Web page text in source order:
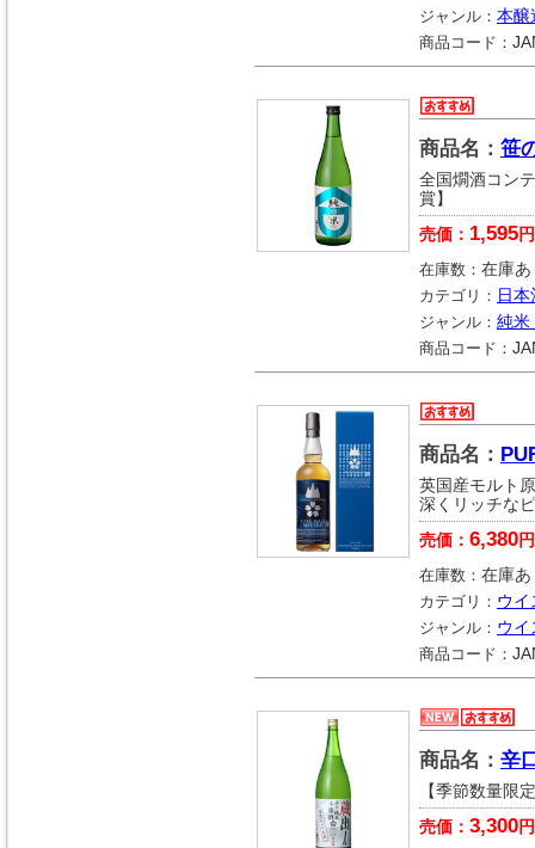
ジャンル： 本醸
商品コード：
商品名： 笹
全国燗酒コン
賞】
売価： 1,595 円
在庫数： 在庫あ
カテゴリ： 日本
ジャンル： 純米
商品コード：
商品名：
英国産モルト
深くリッチな
売価： 6,380 円
在庫数： 在庫あ
カテゴリ： ウイ
ジャンル： ウイ
商品コード：
商品名： 辛
【季節数量限
売価： 3,300 円